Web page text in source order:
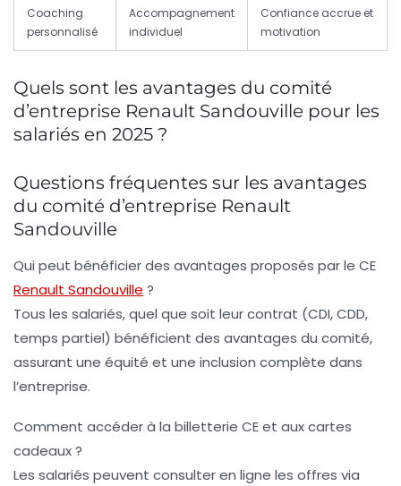
Coaching
personnalisé
Accompagnement
individuel
Confiance accrue et
motivation
Quels sont les avantages du comité
d’entreprise Renault Sandouville pour les
salariés en 2025 ?
Questions fréquentes sur les avantages
du comité d’entreprise Renault
Sandouville
Qui peut bénéficier des avantages proposés par le CE
Renault Sandouville ?
Tous les salariés, quel que soit leur contrat (CDI, CDD,
temps partiel) bénéficient des avantages du comité,
assurant une équité et une inclusion complète dans
l’entreprise.
Comment accéder à la billetterie CE et aux cartes
cadeaux ?
Les salariés peuvent consulter en ligne les offres via